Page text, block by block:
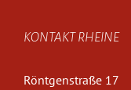
KONTAKT RHEINE
Röntgenstraße 17